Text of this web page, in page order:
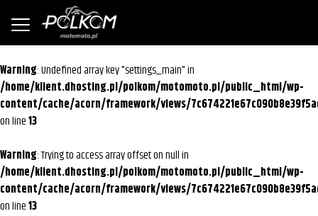
Warning : Undefined array key "settings_main" in
/home/klient.dhosting.pl/polkom/motomoto.pl/public_html/wp-
content/cache/acorn/framework/views/
on line13
Warning : Trying to access array offset on null in
/home/klient.dhosting.pl/polkom/motomoto.pl/public_html/wp-
content/cache/acorn/framework/views/
on line13